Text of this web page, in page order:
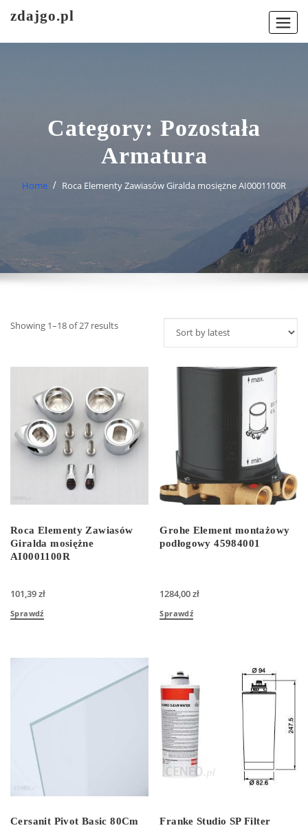
zdajgo.pl
Category: Pozostała
Armatura
Home Roca Elementy Zawiasów Giralda mosiężne AI0001100R
Showing 1–18 of 27 results
Roca Elementy Zawiasów
Giralda mosiężne
AI0001100R
101,39zł
Sprawdź
Grohe Element montażowy
podłogowy 45984001
1284,00zł
Sprawdź
Cersanit Pivot Basic 80Cm
Franke Studio SP Filter